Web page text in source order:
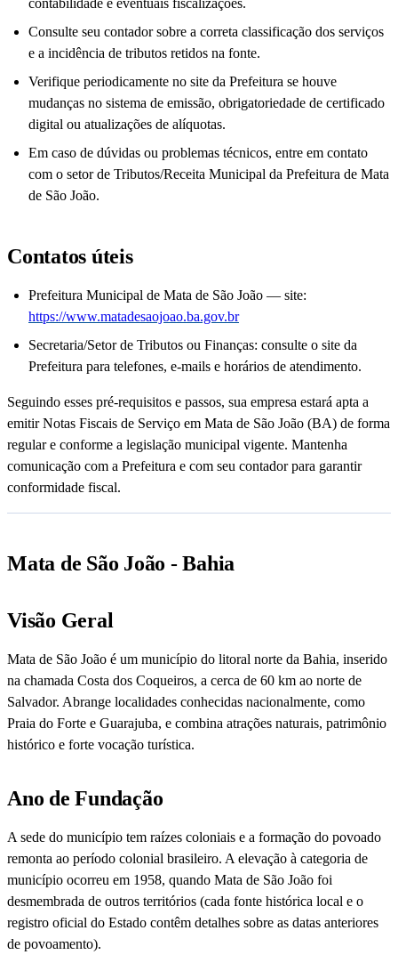
contabilidade e eventuais fiscalizações.
Consulte seu contador sobre a correta classificação dos serviços
e a incidência de tributos retidos na fonte.
Verifique periodicamente no site da Prefeitura se houve
mudanças no sistema de emissão, obrigatoriedade de certificado
digital ou atualizações de alíquotas.
Em caso de dúvidas ou problemas técnicos, entre em contato
com o setor de Tributos/Receita Municipal da Prefeitura de Mata
de São João.
Contatos úteis
Prefeitura Municipal de Mata de São João — site:
https://www.matadesaojoao.ba.gov.br
Secretaria/Setor de Tributos ou Finanças: consulte o site da
Prefeitura para telefones, e-mails e horários de atendimento.
Seguindo esses pré-requisitos e passos, sua empresa estará apta a
emitir Notas Fiscais de Serviço em Mata de São João (BA) de forma
regular e conforme a legislação municipal vigente. Mantenha
comunicação com a Prefeitura e com seu contador para garantir
conformidade fiscal.
Mata de São João - Bahia
Visão Geral
Mata de São João é um município do litoral norte da Bahia, inserido
na chamada Costa dos Coqueiros, a cerca de 60 km ao norte de
Salvador. Abrange localidades conhecidas nacionalmente, como
Praia do Forte e Guarajuba, e combina atrações naturais, patrimônio
histórico e forte vocação turística.
Ano de Fundação
A sede do município tem raízes coloniais e a formação do povoado
remonta ao período colonial brasileiro. A elevação à categoria de
município ocorreu em 1958, quando Mata de São João foi
desmembrada de outros territórios (cada fonte histórica local e o
registro oficial do Estado contêm detalhes sobre as datas anteriores
de povoamento).